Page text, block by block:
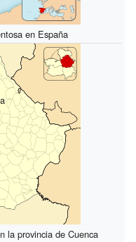
en España
la provincia de Cuenca